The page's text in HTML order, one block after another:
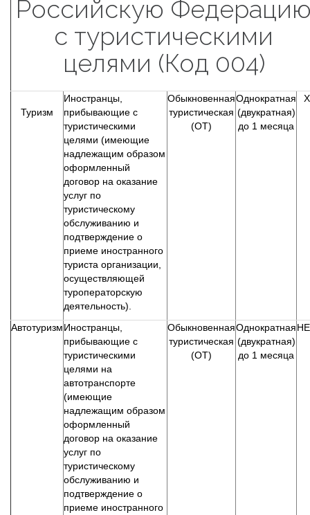
Российскую
с туристическими
целями (Код 004)
Туризм
Иностранцы,
прибывающие с
туристическими
целями (имеющие
надлежащим образом
оформленный
договор на оказание
услуг по
туристическому
обслуживанию и
подтверждение о
приеме иностранного
туриста организации,
осуществляющей
туроператорскую
деятельность).
Обыкновенная
туристическая
(ОТ)
Однократная
(двукратная)
до 1 месяца
Х
АвтотуризмИностранцы,
прибывающие с
туристическими
целями на
автотранспорте
(имеющие
надлежащим образом
оформленный
договор на оказание
услуг по
туристическому
обслуживанию и
подтверждение о
приеме иностранного
Обыкновенная
туристическая
(ОТ)
Однократная
(двукратная)
до 1 месяца